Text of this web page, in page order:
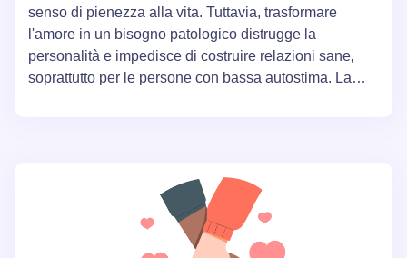
senso di pienezza alla vita. Tuttavia, trasformare
l'amore in un bisogno patologico distrugge la
personalità e impedisce di costruire relazioni sane,
soprattutto per le persone con bassa autostima. La